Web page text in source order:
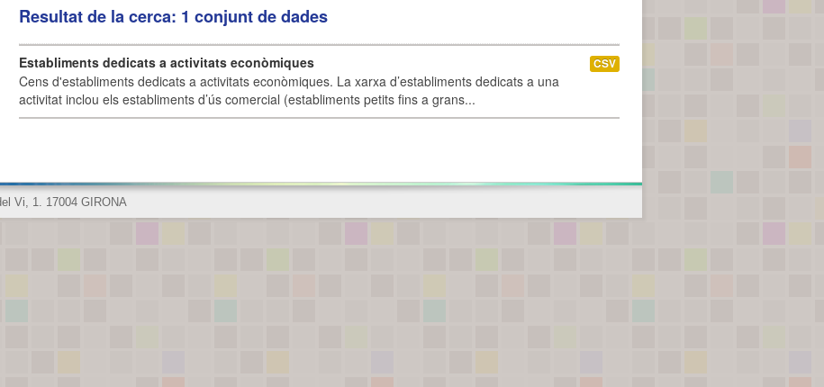
Resultat de la cerca: 1 conjunt de dades
Establiments dedicats a activitats econòmiques
Cens d'establiments dedicats a activitats econòmiques. La xarxa d’establiments dedicats a una
activitat inclou els establiments d’ús comercial (establiments petits fins a grans...
CSV
Vi, 1. 17004 GIRONA